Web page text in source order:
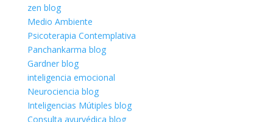
zen blog
Medio Ambiente
Psicoterapia Contemplativa
Panchankarma blog
Gardner blog
inteligencia emocional
Neurociencia blog
Inteligencias Mútiples blog
Consulta ayurvédica blog